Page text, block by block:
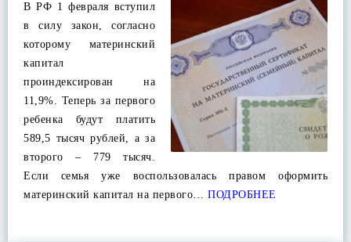
В РФ 1 февраля вступил
в силу закон, согласно
которому материнский
капитал
проиндексирован на
11,9%. Теперь за первого
ребенка будут платить
589,5 тысяч рублей, а за
второго – 779 тысяч.
Если семья уже воспользовалась правом оформить
материнский капитал на первого… ПОДРОБНЕЕ